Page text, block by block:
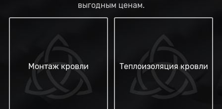
выгодным ценам.
Монтаж кровли Теплоизоляция кровли